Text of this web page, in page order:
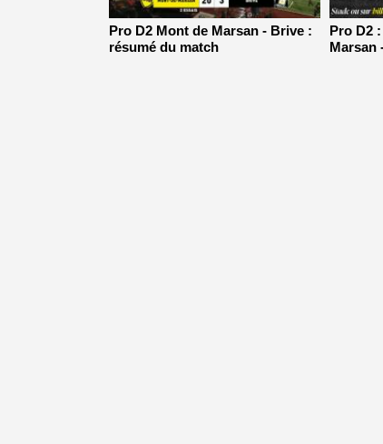
Pro D2 Mont de Marsan - Brive :
résumé du match
Pro D2
Marsan